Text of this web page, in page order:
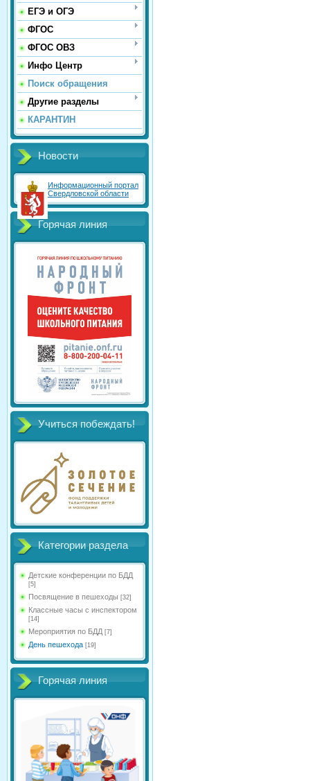
ЕГЭ и ОГЭ
ФГОС
ФГОС ОВЗ
Инфо Центр
Поиск обращения
Другие разделы
КАРАНТИН
Новости
Информационный портал
Свердловской области
Горячая линия
Учиться побеждать!
Категории раздела
Детские конференции по БДД
[5]
Посвящение в пешеходы [32]
Классные часы с инспектором
[14]
Мероприятия по БДД [7]
День пешехода [19]
Горячая линия